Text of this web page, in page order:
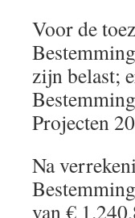
Voor de
zijn belast;
Projecten
Na
van €